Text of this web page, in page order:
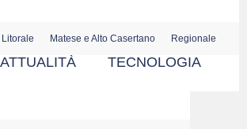
Matese e Alto Casertano Regionale
ATTUALITÀ TECNOLOGIA